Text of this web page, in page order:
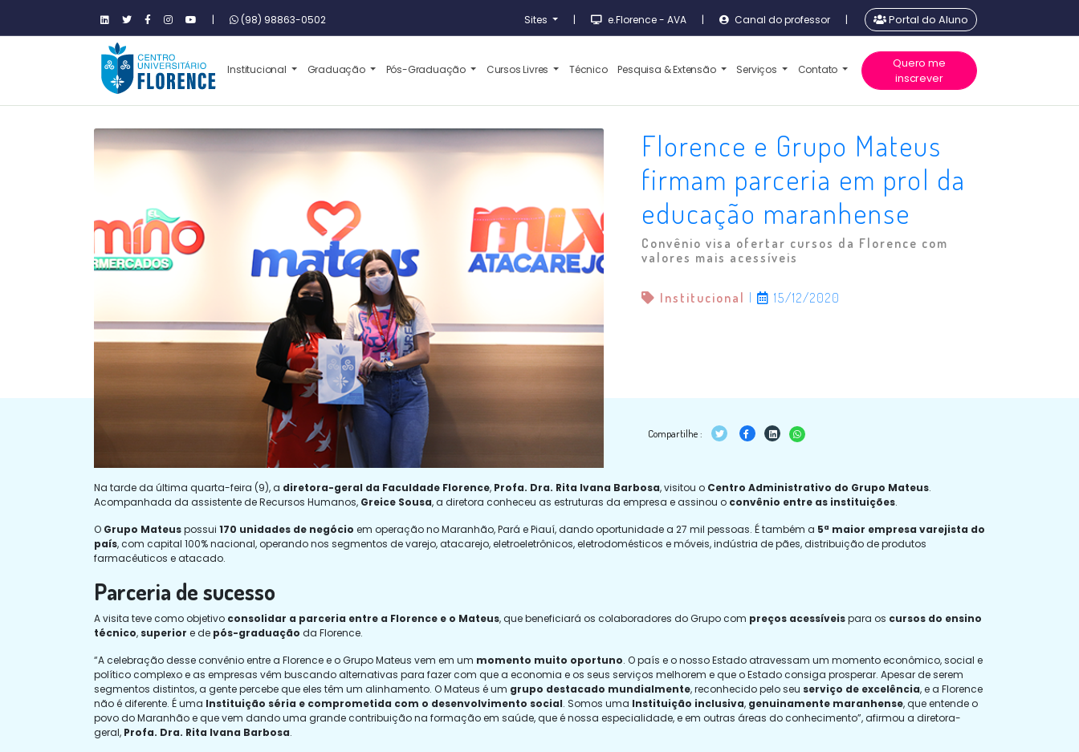
| (98) 98863-0502 Sites | e.Florence - AVA | Canal do professor | Portal do Aluno
Institucional Graduação Pós-Graduação Cursos Livres Técnico Pesquisa & Extensão Serviços Contato
Quero me
inscrever
Florence e Grupo Mateus
firmam parceria em prol da
educação maranhense
Convênio visa ofertar cursos da Florence com
valores mais acessíveis
Institucional 15/12/2020
Compartilhe :
Na tarde da última quarta-feira (9), a diretora-geral da Faculdade Florence, Profa. Dra. Rita Ivana Barbosa, visitou o Centro Administrativo do Grupo Mateus.
Acompanhada da assistente de Recursos Humanos, Greice Sousa, a diretora conheceu as estruturas da empresa e assinou o convênio entre as instituições.
O Grupo Mateuspossui 170 unidades de negócio em operação no Maranhão, Pará e Piauí, dando oportunidade a 27 mil pessoas. É também a 5ª maior empresa varejista do
país, com capital 100% nacional, operando nos segmentos de varejo, atacarejo, eletroeletrônicos, eletrodomésticos e móveis, indústria de pães, distribuição de produtos
farmacêuticos e atacado.
Parceria de sucesso
A visita teve como objetivo consolidar a parceria entre a Florence e o Mateus, que beneficiará os colaboradores do Grupo com preços acessíveispara os cursos do ensino
técnico, superior e de pós-graduação da Florence.
“A celebração desse convênio entre a Florence e o Grupo Mateus vem em um momento muito oportuno. O país e o nosso Estado atravessam um momento econômico, social e
político complexo e as empresas vêm buscando alternativas para fazer com que a economia e os seus serviços melhorem e que o Estado consiga prosperar. Apesar de serem
segmentos distintos, a gente percebe que eles têm um alinhamento. O Mateus é um grupo destacado mundialmente, reconhecido pelo seu serviço de excelência, e a Florence
não é diferente. É uma Instituição séria e comprometida com o desenvolvimento social. Somos uma Instituição inclusiva, genuinamente maranhense, que entende o
povo do Maranhão e que vem dando uma grande contribuição na formação em saúde, que é nossa especialidade, e em outras áreas do conhecimento”, afirmou a diretora-
geral, Profa. Dra. Rita Ivana Barbosa.